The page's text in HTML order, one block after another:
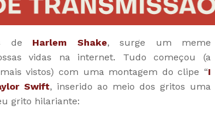
de Harlem Shake, surge um meme
vidas na internet. Tudo começou (a
vistos) com uma montagem do clipe “I
Swift, inserido ao meio dos gritos uma
grito hilariante: